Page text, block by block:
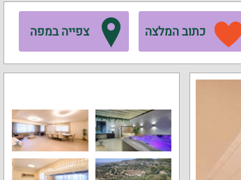
כתוב המלצה צפייה במפה